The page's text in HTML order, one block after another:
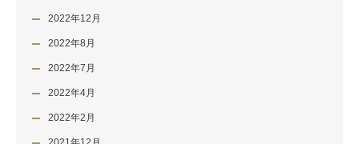
2022年12月
2022年8月
2022年7月
2022年4月
2022年2月